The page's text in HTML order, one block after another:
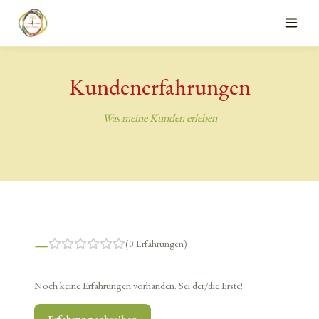
Kundenerfahrungen
Was meine Kunden erleben
– (0 Erfahrungen)
Noch keine Erfahrungen vorhanden. Sei der/die Erste!